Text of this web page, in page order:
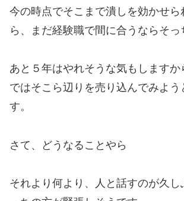
今の時点でそこまで潰しを効かせら
ら、まだ経験職で間に合うならそっ
あと５年はやれそうな気もします
ではそこら辺りを売り込んでみよう
す。
さて、どうなることやら
それより何より、人と話すのが久し